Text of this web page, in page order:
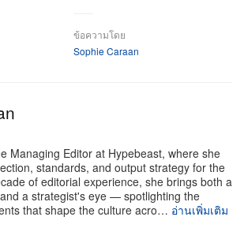
After Hours, Dawn FM, และ Hurry Up
ยิบเพลงดังจากแคตตาล็อกมหึมาของ
ำให้เห็นว่าเป็นทัวร์ R&B ที่ใหญ่ที่สุดใน
ทัวร์ยังสานต่อความร่วมมือกับ Global
าร World Food Programme ของ
การหักรายได้ 1 ดอลลาร์จากบัตรทุก
รศึกษาและแก้ปัญหาความหิวโหย
ข้อความโดย
Sophie Caraan
Managing Editor at Hypebeast, where she
standards, and output strategy for the
of editorial experience, she brings both a
a strategist's eye — spotlighting the
that shape the culture acro… อ่านเพิ่มเติม